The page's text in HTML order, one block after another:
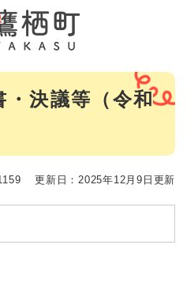
ばして本文へ
・決議等（令和
更新日：2025年12月9日更新